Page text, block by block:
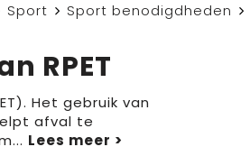
Sport Sport benodigdheden
RPET
Het gebruik van
afval te
...